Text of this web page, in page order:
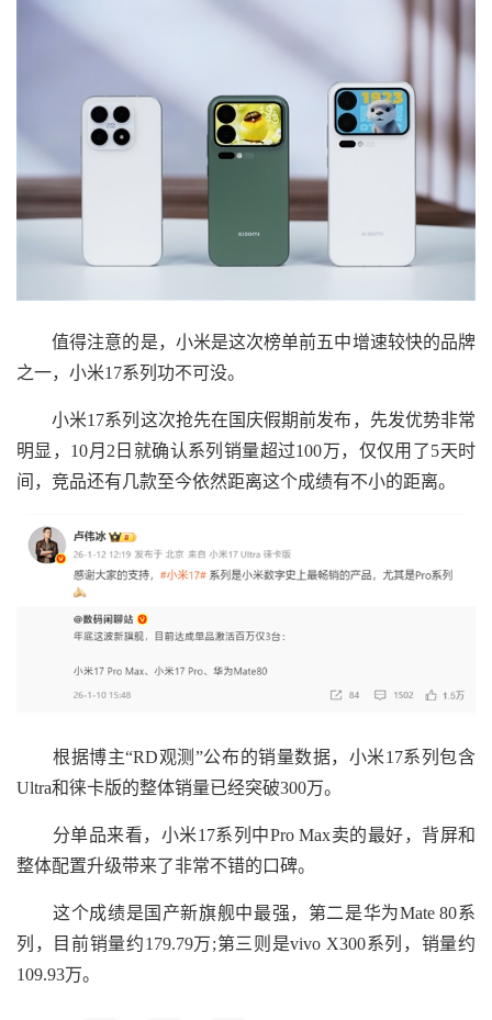
值得注意的是，小米是这次榜单前五中增速较快的品牌
之一，小米17系列功不可没。
小米17系列这次抢先在国庆假期前发布，先发优势非常
明显，10月2日就确认系列销量超过100万，仅仅用了5天时
间，竞品还有几款至今依然距离这个成绩有不小的距离。
根据博主“RD观测”公布的销量数据，小米17系列包含
Ultra和徕卡版的整体销量已经突破300万。
分单品来看，小米17系列中Pro Max卖的最好，背屏和
整体配置升级带来了非常不错的口碑。
这个成绩是国产新旗舰中最强，第二是华为Mate 80系
列，目前销量约179.79万;第三则是vivo X300系列，销量约
109.93万。